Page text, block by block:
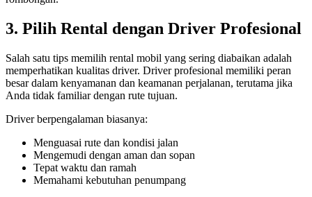
3. Pilih Rental dengan Driver Profesional
Salah satu tips memilih rental mobil yang sering diabaikan adalah
memperhatikan kualitas driver. Driver profesional memiliki peran
besar dalam kenyamanan dan keamanan perjalanan, terutama jika
Anda tidak familiar dengan rute tujuan.
Driver berpengalaman biasanya:
Menguasai rute dan kondisi jalan
Mengemudi dengan aman dan sopan
Tepat waktu dan ramah
Memahami kebutuhan penumpang